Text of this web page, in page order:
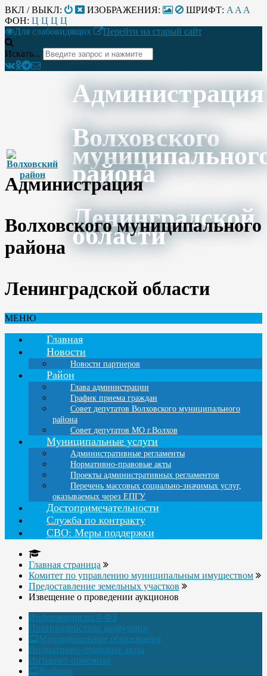
ВКЛ / ВЫКЛ: ИЗОБРАЖЕНИЯ: ШРИФТ: A A A
ФОН: Ц Ц Ц Ц
Для слабовидящих
Перейти на старый сайт
Искать...
Администрация
Волховского
района
Ленинградской
области
Администрация
Волховского муниципального
района
Ленинградской области
МЕНЮ
Главная
Новости
Новости партнеров
Район
Глава администрации
График приема граждан
Совет депутатов Волховского муниципального
района
Совет депутатов МО г.Волхов
Муниципальные услуги
Административные регламенты
Нормативно-правовые акты
Проекты административных регламентов
Перечень массовых социально-значимых услуг,
оказываемых через ЕПГУ
Достопримечательности
Служба по контракту
СВО: Меры поддержки
Главная страница
Комитет по управлению муниципальным имуществом
Предоставление земельных участков
Извещение о проведении аукционов
Информация по 8-ФЗ
Противодействие коррупции
Муниципальные образования
Нормативно-правовые акты
Интернет-приёмная
Выборы